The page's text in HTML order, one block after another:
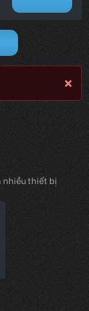
nhiều thiết bị